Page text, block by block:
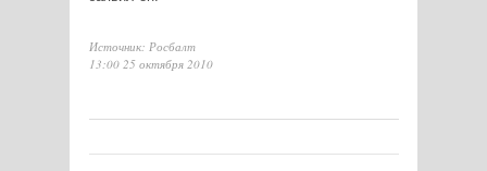
Источник: Росбалт
13:00 25 октября 2010